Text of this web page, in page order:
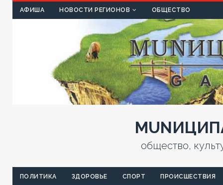
АФИША НОВОСТИ РЕГИОНОВ ОБЩЕСТВО
общество,
ПОЛИТИКА ЗДОРОВЬЕ СПОРТ ПРОИСШЕСТВИЯ